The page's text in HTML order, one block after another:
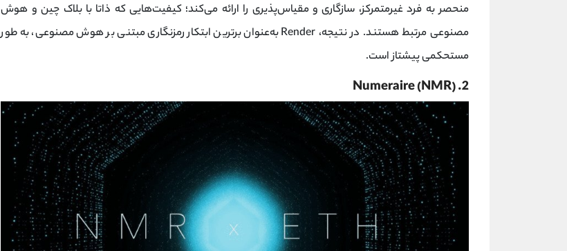
منحصر به‌ فرد غیرمتمرکز، سازگاری و مقیاس‌پذیری را ارائه می‌کند؛ کیفیت‌هایی که ذاتا با بلاک چین و هوش
مصنوعی مرتبط هستند. در نتیجه، Render به‌عنوان برترین ابتکار رمزنگاری مبتنی بر هوش مصنوعی، به‌ طور
مستحکمی پیشتاز است.
2. Numeraire (NMR)